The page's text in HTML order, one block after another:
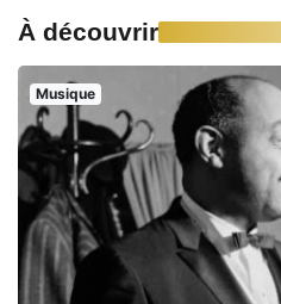
À découvrir
Musique